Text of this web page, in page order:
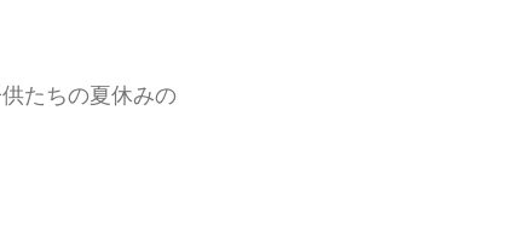
たちの夏休みの